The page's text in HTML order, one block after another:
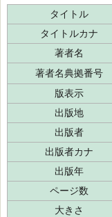
タイトル
タイトルカナ
著者名
著者名典拠番号
版表示
出版地
出版者
出版者カナ
出版年
ページ数
大きさ